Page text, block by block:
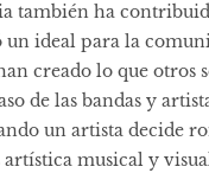
también ha
un ideal para la
creado lo que
de las bandas y
un artista decide
musical y